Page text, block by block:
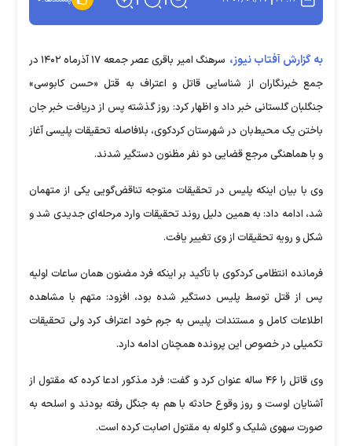
به گزارش آفتاب نیوز،
سرهنگ امیر باقری عصر جمعه ۱۷ آذرماه ۱۴۰۲ در
جمع خبرنگاران از شناسایی قاتل و اعتراف به قتل «حسن کابوسی»
جنگلبان گلستانی خبر داد و اظهار کرد: روز گذشته پس از دریافت خبر جان
باختن یک محیط‌بان در شهرستان کردکوی، بلافاصله تحقیقات پلیسی آغاز
و با هماهنگی مرجع قضایی دو نفر مظنون دستگیر شدند.
وی با بیان اینکه پلیس در تحقیقات متوجه تناقض‌گویی یکی از متهمان
شد، ادامه داد: به همین دلیل روند تحقیقات وارد مرحله‌ای جدیدی شد و
شکل و رویه تحقیقات از وی تغییر یافت.
فرمانده انتظامی کردکوی با تأکید بر اینکه فرد مضنون همان ساعات اولیه
پس از قتل توسط پلیس دستگیر شده بود، افزود: متهم با مشاهده
اطلاعات کامل و مستندات پلیس به جرم خود اعتراف کرد ولی تحقیقات
تکمیلی در خصوص این پرونده همچنان ادامه دارد.
وی قاتل را ۴۶ ساله عنوان کرد و گفت: فرد مذکور ادعا کرده که مقتول از
آشنایان اوست و روز وقوع حادثه با هم به جنگل رفته بودند و اسلحه به
صورت سهوی شلیک و گلوله به مقتول اصابت کرده است.